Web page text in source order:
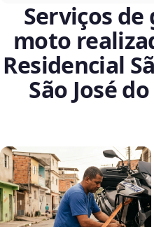
Serviços
moto
Residencial
São José